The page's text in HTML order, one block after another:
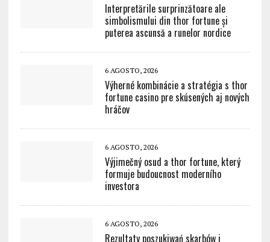
Interpretările surprinzătoare ale
simbolismului din thor fortune și
puterea ascunsă a runelor nordice
6 AGOSTO, 2026
Výherné kombinácie a stratégia s thor
fortune casino pre skúsených aj nových
hráčov
6 AGOSTO, 2026
Výjimečný osud a thor fortune, který
formuje budoucnost moderního
investora
6 AGOSTO, 2026
Rezultaty poszukiwań skarbów i